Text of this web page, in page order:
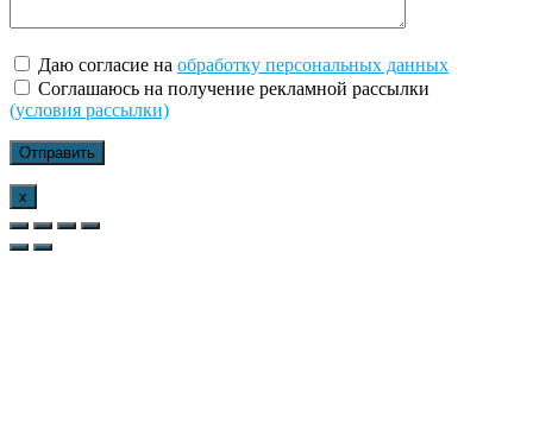
Даю согласие на обработку персональных данных
Соглашаюсь на получение рекламной рассылки
(условия рассылки)
x